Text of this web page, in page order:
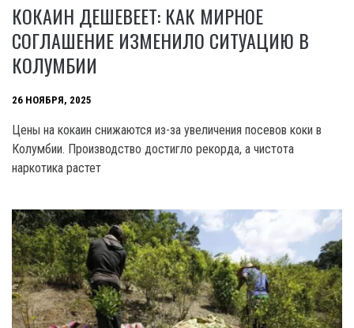
КОКАИН ДЕШЕВЕЕТ: КАК МИРНОЕ
СОГЛАШЕНИЕ ИЗМЕНИЛО СИТУАЦИЮ В
КОЛУМБИИ
26 НОЯБРЯ, 2025
Цены на кокаин снижаются из-за увеличения посевов коки в
Колумбии. Производство достигло рекорда, а чистота
наркотика растет